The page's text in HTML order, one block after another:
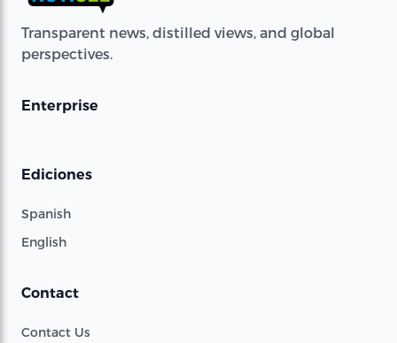
Transparent news, distilled views, and global
perspectives.
Enterprise
Ediciones
Spanish
English
Contact
Contact Us